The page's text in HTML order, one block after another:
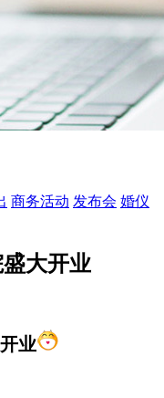
商务活动 发布会 婚仪
大开业
业